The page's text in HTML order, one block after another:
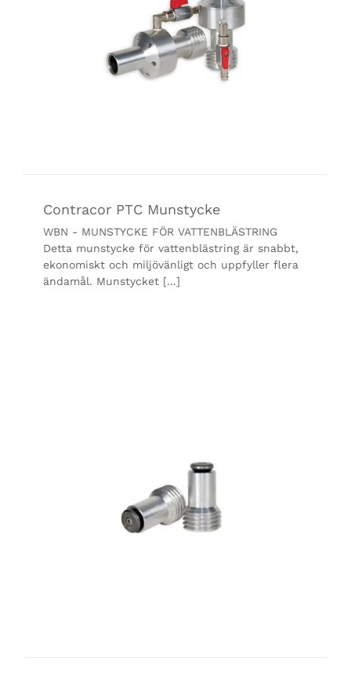
Contracor PTC Munstycke
WBN - MUNSTYCKE FÖR VATTENBLÄSTRING
Detta munstycke för vattenblästring är snabbt,
ekonomiskt och miljövänligt och uppfyller flera
ändamål. Munstycket [...]